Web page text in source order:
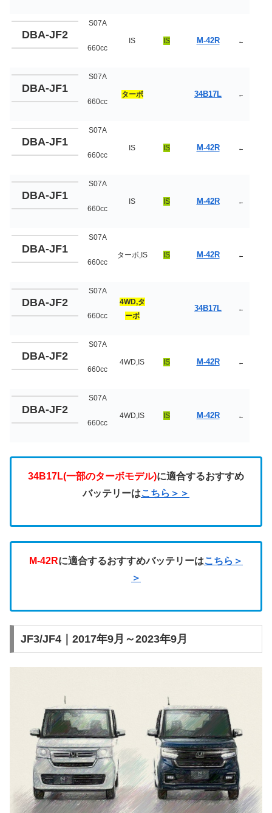
DBA-JF2
S07A
660cc
IS IS M-42R ←
DBA-JF1
S07A
660cc
ターボ 34B17L ←
DBA-JF1
S07A
660cc
IS IS M-42R ←
DBA-JF1
S07A
660cc
IS IS M-42R ←
DBA-JF1
S07A
660cc
ターボ,IS IS M-42R ←
DBA-JF2
S07A
660cc
4WD,タ
ーボ
34B17L ←
DBA-JF2
S07A
660cc
4WD,IS IS M-42R ←
DBA-JF2
S07A
660cc
4WD,IS IS M-42R ←
34B17L(一部のターボモデル)に適合するおすすめ
バッテリーはこちら＞＞
M-42Rに適合するおすすめバッテリーはこちら＞
＞
JF3/JF4｜2017年9月～2023年9月